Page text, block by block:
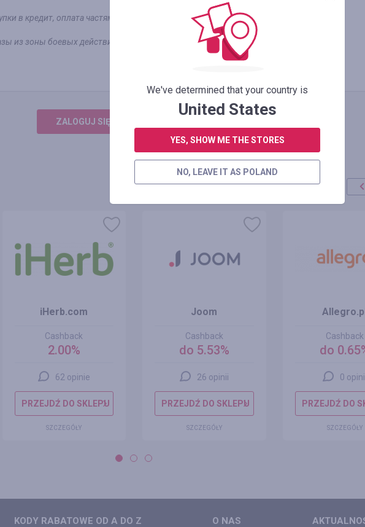
в кредит, оплата частями и заказы юридических лиц
из зоны боевых действий Луганской и Донецкой областей, а также АР Крым.
ZALOGUJ SIĘ, ŻEBY ZOSTAWIĆ OPINIĘ
iHerb.com
Cashback
2.00%
62 opinie
PRZEJDŹ DO SKLEPU
SZCZEGÓŁY
Joom
Cashback
do 5.53%
26 opinii
PRZEJDŹ DO SKLEPU
SZCZEGÓŁY
Cashback
do
0
PRZEJDŹ DO
SZCZEGÓŁY
KODY RABATOWE OD A DO Z O NAS
We've determined that your country is
United States
YES, SHOW ME THE STORES
NO, LEAVE IT AS POLAND